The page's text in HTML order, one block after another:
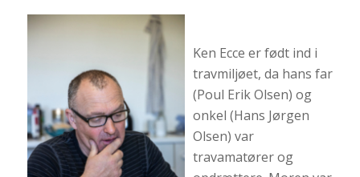
Ken Ecce er født ind i
travmiljøet, da hans far
(Poul Erik Olsen) og
onkel (Hans Jørgen
Olsen) var
travamatører og